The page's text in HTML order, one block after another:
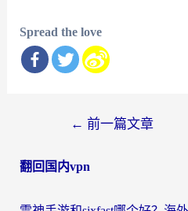
Spread the love
导
← 前一篇文章
翻回国内vpn